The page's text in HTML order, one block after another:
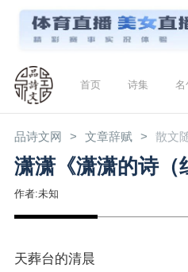
首页 诗集 名
品诗文网 文章辞赋 散文
潇潇《潇潇的诗（
作者:未知
天葬台的清晨